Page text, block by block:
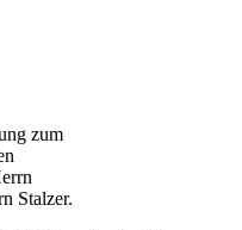
zum
Stalzer.